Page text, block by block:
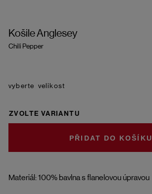
Košile Anglesey
Chili Pepper
Materiál: 100% bavlna s flanelovou úpravou
velikost
ZVOLTE VARIANTU
DO KOŠÍKU